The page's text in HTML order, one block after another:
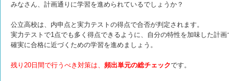
みなさん、計画通りに学習を進められているでしょうか？
公立高校は、内申点と実力テストの得点で合否が判定されます。
実力テストで1点でも多く得点できるように、自分の特性を加味した計画
確実に合格に近づくための学習を進めましょう。
残り20日間で行うべき対策は、 頻出単元の総チェックです。